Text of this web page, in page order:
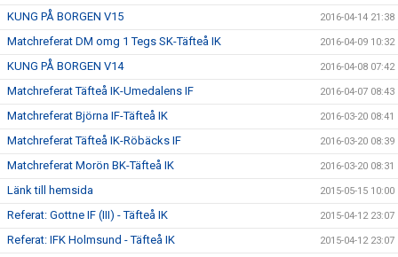
KUNG PÅ BORGEN V15 2016-04-14 21:38
Matchreferat DM omg 1 Tegs SK-Täfteå IK 2016-04-09 10:32
KUNG PÅ BORGEN V14 2016-04-08 07:42
Matchreferat Täfteå IK-Umedalens IF 2016-04-07 08:43
Matchreferat Björna IF-Täfteå IK 2016-03-20 08:41
Matchreferat Täfteå IK-Röbäcks IF 2016-03-20 08:39
Matchreferat Morön BK-Täfteå IK 2016-03-20 08:31
Länk till hemsida 2015-05-15 10:00
Referat: Gottne IF (III) - Täfteå IK 2015-04-12 23:07
Referat: IFK Holmsund - Täfteå IK 2015-04-12 23:07